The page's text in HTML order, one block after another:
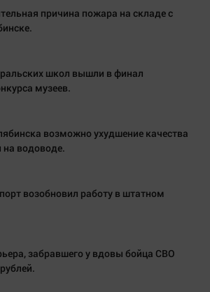
причина пожара на складе с
школ вышли в финал
музеев.
возможно ухудшение качества
на водоводе.
возобновил работу в штатном
забравшего у вдовы бойца СВО